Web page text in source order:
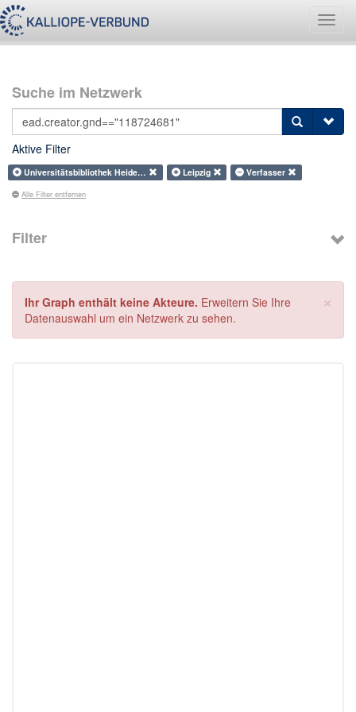
Suche im Netzwerk
Aktive Filter
Universitätsbibliothek Heide… Leipzig Verfasser
Alle Filter entfernen
Filter
×
Ihr Graph enthält keine Akteure. Erweitern Sie Ihre
Datenauswahl um ein Netzwerk zu sehen.